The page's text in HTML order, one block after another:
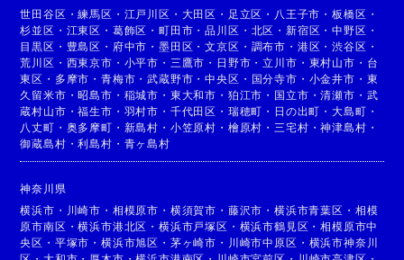
世田谷区 ・練馬区 ・ 江戸川区 ・ 大田区 ・ 足立区 ・ 八王子市 ・板橋区 ・
杉並区 ・ 江東区 ・ 葛飾区 ・町田市 ・品川区 ・ 北区 ・ 新宿区 ・中野区 ・
目黒区 ・ 豊島区 ・ 府中市 ・墨田区 ・文京区 ・ 調布市 ・ 港区 ・渋谷区 ・
荒川区 ・ 西東京市 ・ 小平市 ・ 三鷹市 ・ 日野市 ・立川市 ・ 東村山市 ・ 台
東区 ・ 多摩市 ・青梅市 ・武蔵野市 ・中央区 ・ 国分寺市 ・ 小金井市 ・ 東
久留米市 ・昭島市 ・ 稲城市 ・ 東大和市 ・ 狛江市 ・ 国立市 ・清瀬市 ・ 武
蔵村山市 ・福生市 ・ 羽村市 ・ 千代田区 ・ 瑞穂町 ・ 日の出町 ・大島町 ・
八丈町 ・ 奥多摩町 ・ 新島村 ・ 小笠原村 ・ 檜原村 ・ 三宅村 ・神津島村 ・
御蔵島村 ・利島村 ・ 青ヶ島村
神奈川県
横浜市 ・ 川崎市 ・ 相模原市 ・ 横須賀市 ・ 藤沢市 ・横浜市青葉区 ・ 相模
原市南区 ・横浜市港北区 ・横浜市戸塚区 ・ 横浜市鶴見区 ・相模原市中
央区 ・ 平塚市 ・横浜市旭区 ・ 茅ヶ崎市 ・ 川崎市中原区 ・ 横浜市神奈川